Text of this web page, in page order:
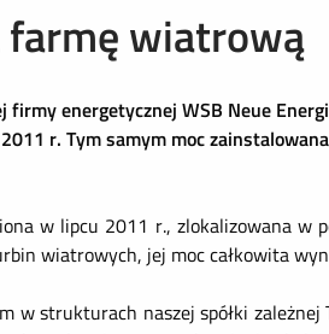
farmę wiatrową
firmy energetycznej WSB Neue
r. Tym samym moc
w lipcu 2011 r., zlokalizowana w
wiatrowych, jej moc całkowita
strukturach naszej spółki zależnej